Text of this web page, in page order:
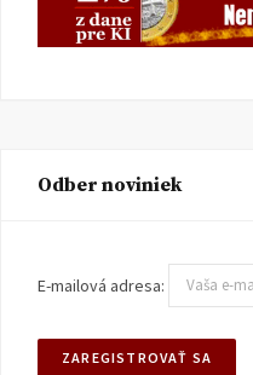
Odber noviniek
E-mailová adresa: